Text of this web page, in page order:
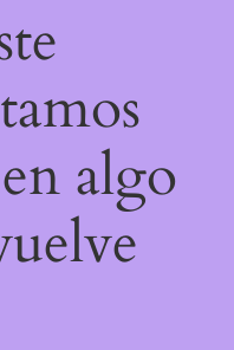
algo